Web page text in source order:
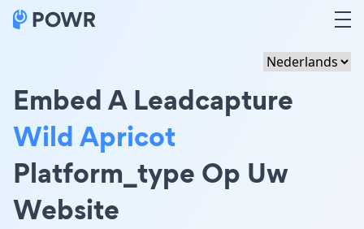
Embed A Leadcapture
Wild Apricot
Platform_type Op Uw
Website